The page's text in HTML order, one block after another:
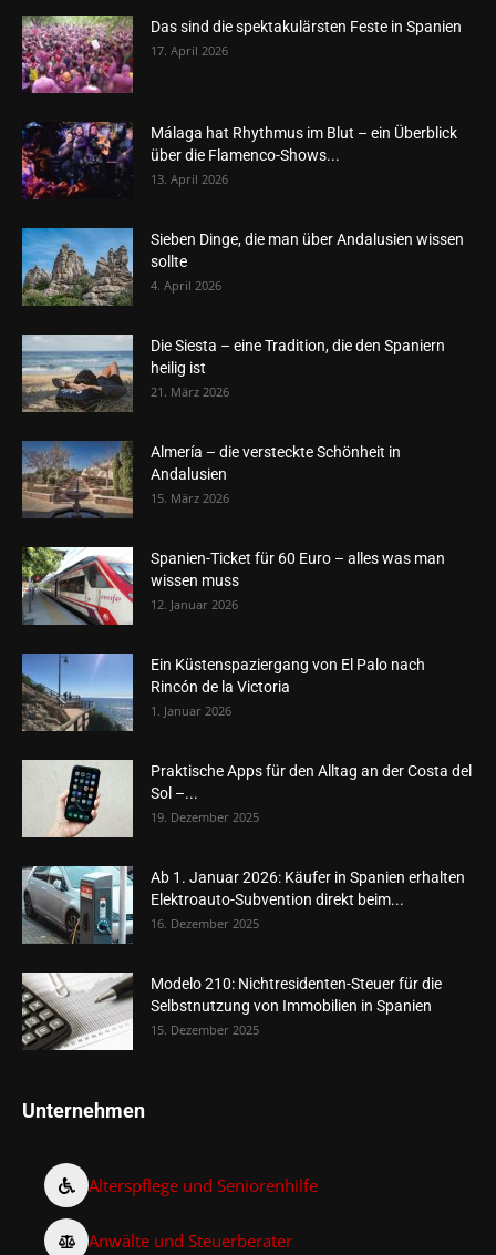
Das sind die spektakulärsten Feste in Spanien
17. April 2026
Málaga hat Rhythmus im Blut – ein Überblick
über die Flamenco-Shows...
13. April 2026
Sieben Dinge, die man über Andalusien wissen
sollte
4. April 2026
Die Siesta – eine Tradition, die den Spaniern
heilig ist
21. März 2026
Almería – die versteckte Schönheit in
Andalusien
15. März 2026
Spanien-Ticket für 60 Euro – alles was man
wissen muss
12. Januar 2026
Ein Küstenspaziergang von El Palo nach
Rincón de la Victoria
1. Januar 2026
Praktische Apps für den Alltag an der Costa del
Sol –...
19. Dezember 2025
Ab 1. Januar 2026: Käufer in Spanien erhalten
Elektroauto-Subvention direkt beim...
16. Dezember 2025
Modelo 210: Nichtresidenten-Steuer für die
Selbstnutzung von Immobilien in Spanien
15. Dezember 2025
Unternehmen
Alterspflege und Seniorenhilfe
Anwälte und Steuerberater